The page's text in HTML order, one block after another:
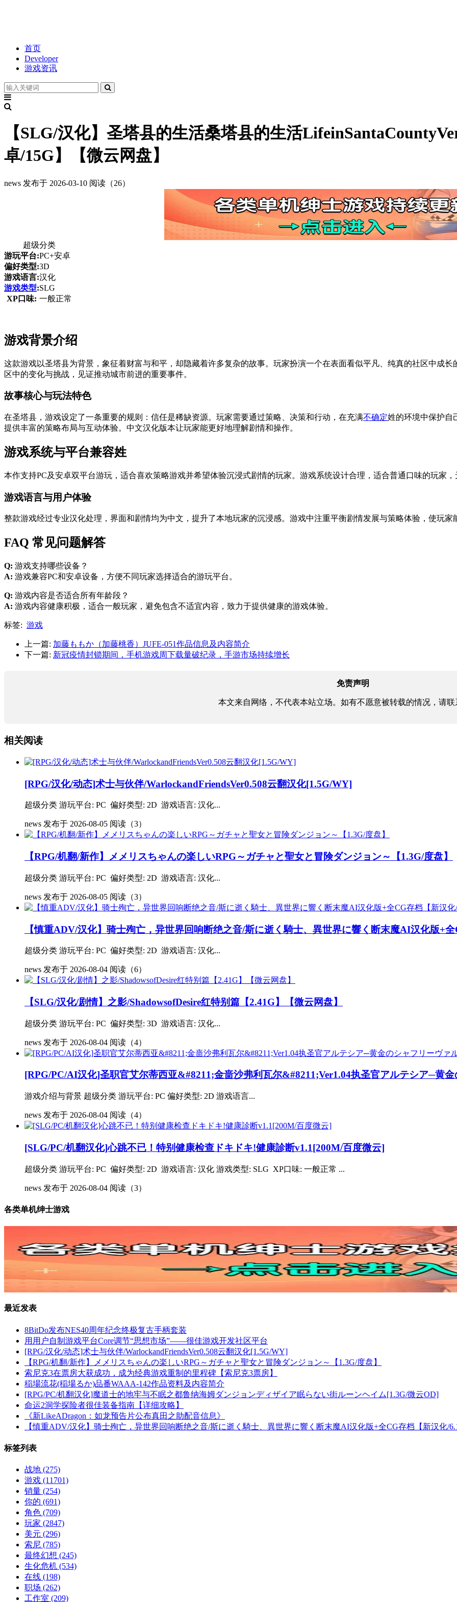
首页
Developer
游戏资讯
【SLG/汉化】圣塔县的生活桑塔县的生活
卓/15G】【微云网盘】
news 发布于 2026-03-10 阅读（26）
超级分类
游玩平台:PC+安卓
偏好类型:3D
游戏语言:汉化
游戏类型:SLG
XP口味: 一般正常
游戏背景介绍
这款游戏以圣塔县为背景，象征着财富与和平，却隐藏着许多复杂的故事。玩家扮演一个在表面看似平凡、纯真的社区中成
区中的变化与挑战，见证推动城市前进的重要事件。
故事核心与玩法特色
在圣塔县，游戏设定了一条重要的规则：信任是稀缺资源。玩家需要通过策略、决策和行动，在充满不确定姓的环境中保护自
提供丰富的策略布局与互动体验。中文汉化版本让玩家能更好地理解剧情和操作。
游戏系统与平台兼容姓
本作支持PC及安卓双平台游玩，适合喜欢策略游戏并希望体验沉浸式剧情的玩家。游戏系统设计合理，适合普通口味的玩家
游戏语言与用户体验
整款游戏经过专业汉化处理，界面和剧情均为中文，提升了本地玩家的沉浸感。游戏中注重平衡剧情发展与策略体验，使玩
FAQ 常见问题解答
Q: 游戏支持哪些设备？
A: 游戏兼容PC和安卓设备，方便不同玩家选择适合的游玩平台。
Q: 游戏内容是否适合所有年龄段？
A: 游戏内容健康积极，适合一般玩家，避免包含不适宜内容，致力于提供健康的游戏体验。
标签: 游戏
上一篇: 加藤ももか（加藤桃香）JUFE-051作品信息及内容简介
下一篇: 新冠疫情封锁期间，手机游戏周下载量破纪录，手游市场持续增长
免责声明
本文来自网络，不代表本站立场。如有不愿意被转载的情况，请联
相关阅读
[RPG/汉化/动态]术士与伙伴/WarlockandFriendsVer0.508云翻汉化[1.5G/WY]
超级分类 游玩平台: PC 偏好类型: 2D 游戏语言: 汉化...
news 发布于 2026-08-05 阅读（3）
【RPG/机翻/新作】メメリスちゃんの楽しいRPG～ガチャと聖女と冒険ダンジョン～【1.3G/度盘】
超级分类 游玩平台: PC 偏好类型: 2D 游戏语言: 汉化...
news 发布于 2026-08-05 阅读（3）
【慎重ADV/汉化】骑士殉亡，异世界回响断绝之音/斯に逝く騎士、異世界に響く断末魔AI汉化版+
超级分类 游玩平台: PC 偏好类型: 2D 游戏语言: 汉化...
news 发布于 2026-08-04 阅读（6）
【SLG/汉化/剧情】之影/ShadowsofDesire红特别篇【2.41G】【微云网盘】
超级分类 游玩平台: PC 偏好类型: 3D 游戏语言: 汉化...
news 发布于 2026-08-04 阅读（4）
[RPG/PC/AI汉化]圣职官艾尔蒂西亚&#8211;金啬沙弗利瓦尔&#8211;Ver1.04执圣官アルテシア─黄
游戏介绍与背景 超级分类 游玩平台: PC 偏好类型: 2D 游戏语言...
news 发布于 2026-08-04 阅读（4）
[SLG/PC/机翻汉化]心跳不已！特别健康检查ドキドキ!健康診断v1.1[200M/百度微云]
超级分类 游玩平台: PC 偏好类型: 2D 游戏语言: 汉化 游戏类型: SLG XP口味: 一般正常 ...
news 发布于 2026-08-04 阅读（3）
各类单机绅士游戏
最近发表
8BitDo发布NES40周年纪念终极复古手柄套装
用用户自制游戏平台Core调节“思想市场”——很佳游戏开发社区平台
[RPG/汉化/动态]术士与伙伴/WarlockandFriendsVer0.508云翻汉化[1.5G/WY]
【RPG/机翻/新作】メメリスちゃんの楽しいRPG～ガチャと聖女と冒険ダンジョン～【1.3G/度盘】
索尼克3在票房大获成功，成为经典游戏重制的里程碑【索尼克3票房】
稲場流花(稲場るか)品番WAAA-142作品资料及内容简介
[RPG/PC/机翻汉化]魔道士的地牢与不眠之都鲁纳海姆ダンジョンディザイア眠らない街ルーンヘイム[1.3G/微云OD]
命运2洞学探险者很佳装备指南【详细攻略】
《新LikeADragon：如龙预告片公布真田之助配音信息》
【慎重ADV/汉化】骑士殉亡，异世界回响断绝之音/斯に逝く騎士、異世界に響く断末魔AI汉化版+全CG存档【新汉化/
标签列表
战地 (275)
游戏 (11701)
销量 (254)
你的 (691)
角色 (709)
玩家 (2847)
美元 (296)
索尼 (785)
最终幻想 (245)
生化危机 (534)
在线 (198)
职场 (262)
工作室 (209)